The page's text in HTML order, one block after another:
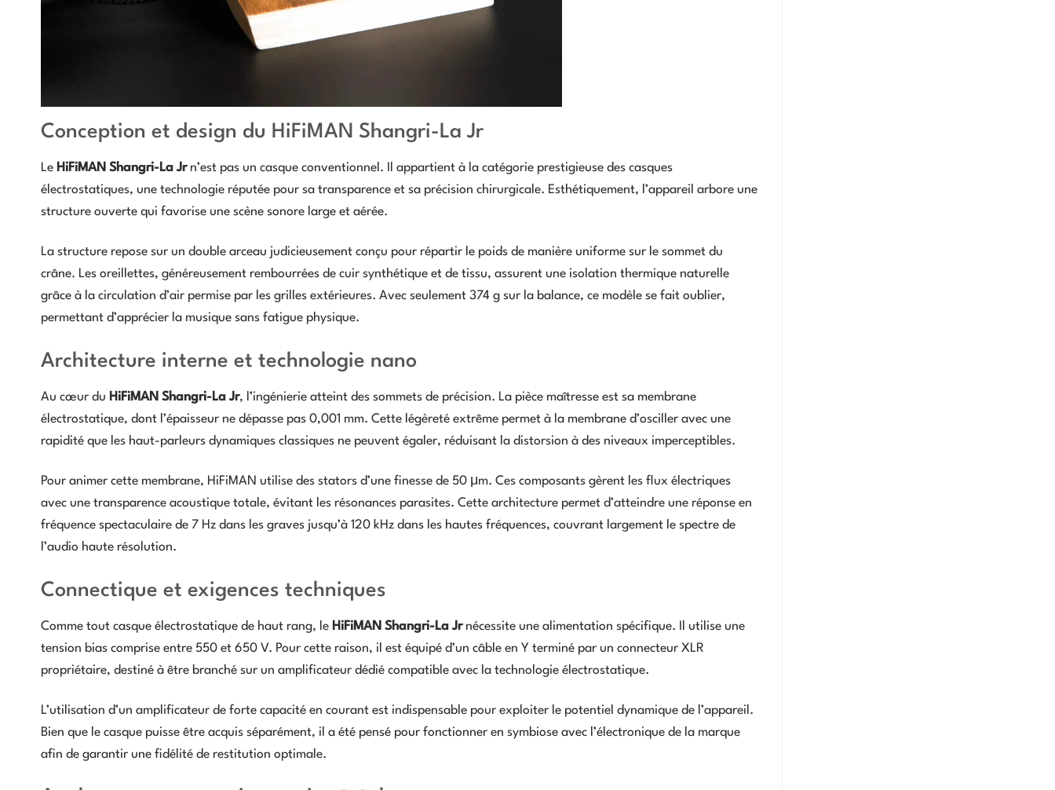
Conception et design du HiFiMAN Shangri-La Jr
Le HiFiMAN Shangri-La Jrn’est pas un casque conventionnel. Il appartient à la catégorie prestigieuse des casques
électrostatiques, une technologie réputée pour sa transparence et sa précision chirurgicale. Esthétiquement, l’appareil arbore une
structure ouverte qui favorise une scène sonore large et aérée.
La structure repose sur un double arceau judicieusement conçu pour répartir le poids de manière uniforme sur le sommet du
crâne. Les oreillettes, généreusement rembourrées de cuir synthétique et de tissu, assurent une isolation thermique naturelle
grâce à la circulation d’air permise par les grilles extérieures. Avec seulement 374 g sur la balance, ce modèle se fait oublier,
permettant d’apprécier la musique sans fatigue physique.
Architecture interne et technologie nano
Au cœur du HiFiMAN Shangri-La Jr, l’ingénierie atteint des sommets de précision. La pièce maîtresse est sa membrane
électrostatique, dont l’épaisseur ne dépasse pas 0,001 mm. Cette légèreté extrême permet à la membrane d’osciller avec une
rapidité que les haut-parleurs dynamiques classiques ne peuvent égaler, réduisant la distorsion à des niveaux imperceptibles.
Pour animer cette membrane, HiFiMAN utilise des stators d’une finesse de 50 μm. Ces composants gèrent les flux électriques
avec une transparence acoustique totale, évitant les résonances parasites. Cette architecture permet d’atteindre une réponse en
fréquence spectaculaire de 7 Hz dans les graves jusqu’à 120 kHz dans les hautes fréquences, couvrant largement le spectre de
l’audio haute résolution.
Connectique et exigences techniques
Comme tout casque électrostatique de haut rang, le HiFiMAN Shangri-La Jrnécessite une alimentation spécifique. Il utilise une
tension bias comprise entre 550 et 650 V. Pour cette raison, il est équipé d’un câble en Y terminé par un connecteur XLR
propriétaire, destiné à être branché sur un amplificateur dédié compatible avec la technologie électrostatique.
L’utilisation d’un amplificateur de forte capacité en courant est indispensable pour exploiter le potentiel dynamique de l’appareil.
Bien que le casque puisse être acquis séparément, il a été pensé pour fonctionner en symbiose avec l’électronique de la marque
afin de garantir une fidélité de restitution optimale.